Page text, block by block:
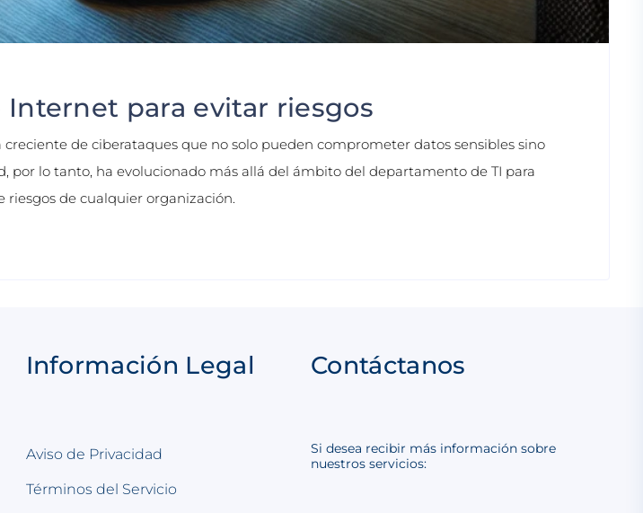
para evitar riesgos
de ciberataques que no solo pueden comprometer datos sensibles sino
lo tanto, ha evolucionado más allá del ámbito del departamento de TI para
de cualquier organización.
Información Legal
Aviso de Privacidad
Términos del Servicio
Contáctanos
Si desea recibir más información sobre
nuestros servicios: